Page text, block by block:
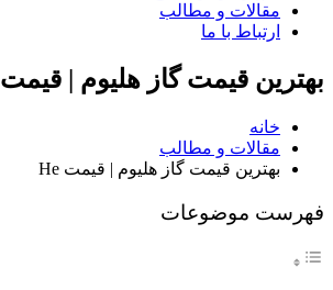
مقالات و مطالب
ارتباط با ما
بهترین قیمت گاز هلیوم | قیمت He
خانه
مقالات و مطالب
بهترین قیمت گاز هلیوم | قیمت He
فهرست موضوعات